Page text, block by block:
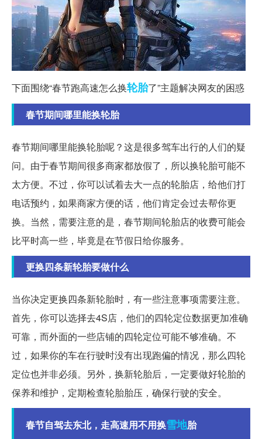
下面围绕“春节跑高速怎么换轮胎了”主题解决网友的困惑
春节期间哪里能换轮胎
春节期间哪里能换轮胎呢？这是很多驾车出行的人们的疑
问。由于春节期间很多商家都放假了，所以换轮胎可能不
太方便。不过，你可以试着去大一点的轮胎店，给他们打
电话预约，如果商家方便的话，他们肯定会过去帮你更
换。当然，需要注意的是，春节期间轮胎店的收费可能会
比平时高一些，毕竟是在节假日给你服务。
更换四条新轮胎要做什么
当你决定更换四条新轮胎时，有一些注意事项需要注意。
首先，你可以选择去4S店，他们的四轮定位数据更加准确
可靠，而外面的一些店铺的四轮定位可能不够准确。不
过，如果你的车在行驶时没有出现跑偏的情况，那么四轮
定位也并非必须。另外，换新轮胎后，一定要做好轮胎的
保养和维护，定期检查轮胎胎压，确保行驶的安全。
春节自驾去东北，走高速用不用换雪地胎